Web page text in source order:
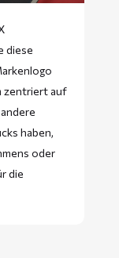
diese
zentriert auf
haben,
oder
die